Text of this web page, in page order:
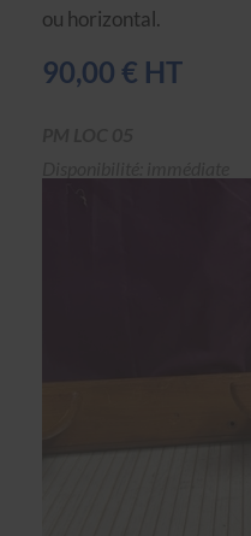
ou horizontal.
90,00 € HT